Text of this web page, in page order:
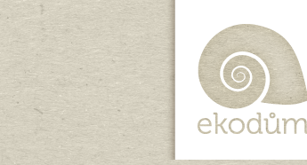
Přejít k hlavnímu obsahu